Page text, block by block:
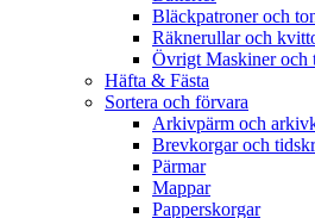
Bläckpatroner och
Räknerullar och
Övrigt Maskiner och
Häfta & Fästa
Sortera och förvara
Arkivpärm och
Brevkorgar och
Pärmar
Mappar
Papperskorgar